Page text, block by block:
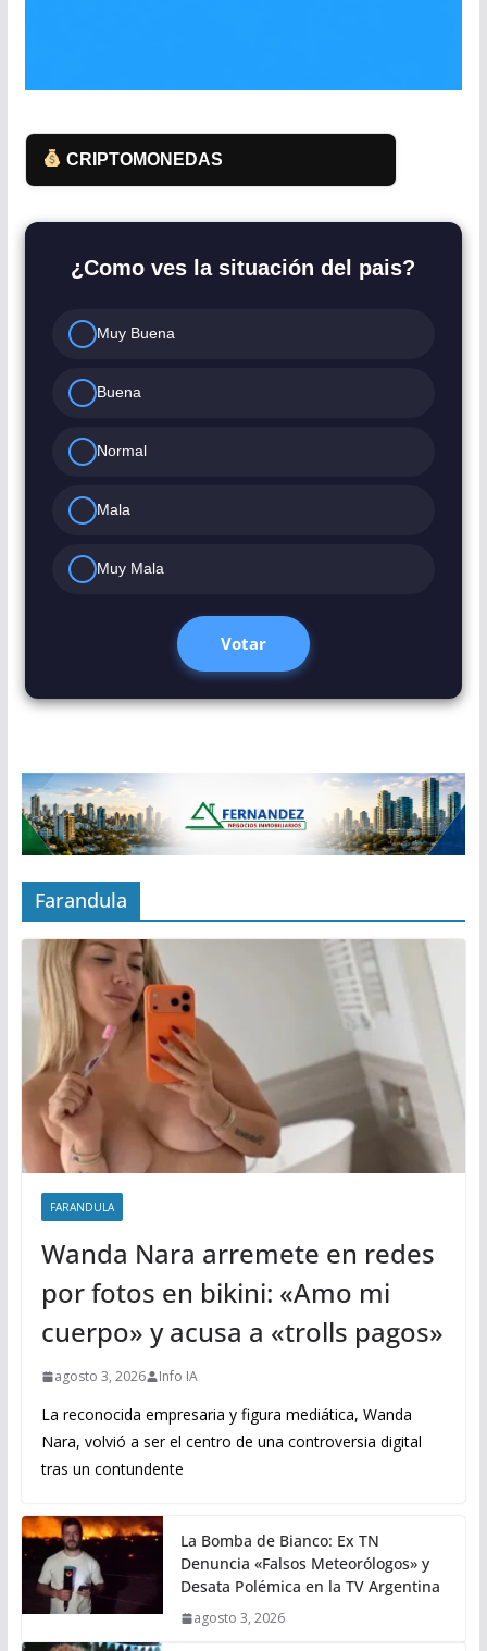
CRIPTOMONEDAS
¿Como ves la situación del pais?
Muy Buena
Buena
Normal
Mala
Muy Mala
Votar
Farandula
FARANDULA
Wanda Nara arremete en redes
por fotos en bikini: «Amo mi
cuerpo» y acusa a «trolls pagos»
agosto 3, 2026 Info IA
La reconocida empresaria y figura mediática, Wanda
Nara, volvió a ser el centro de una controversia digital
tras un contundente
La Bomba de Bianco: Ex TN
Denuncia «Falsos Meteorólogos» y
Desata Polémica en la TV Argentina
agosto 3, 2026